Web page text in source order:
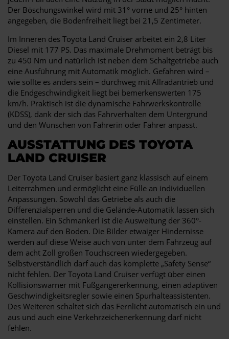
Der Böschungswinkel wird mit 31° vorne und 25° hinten
angegeben, die Bodenfreiheit liegt bei 21,5 Zentimeter.
Im Inneren des Toyota Land Cruiser arbeitet ein 2,8 Liter
Diesel mit 177 PS. Das maximale Drehmoment beträgt bis
zu 450 Nm und natürlich ist neben dem Schaltgetriebe auch
eine Ausführung mit Automatik möglich. Gefahren wird –
wie sollte es anders sein – durchweg mit Allradantrieb und
die Endgeschwindigkeit liegt bei bemerkenswerten 175
km/h. Praktisch ist die dynamische Fahrwerkskontrolle
(KDSS), dank der sich das Fahrverhalten dem Untergrund
und den Wünschen von Fahrerin oder Fahrer anpasst.
AUSSTATTUNG DES TOYOTA
LAND CRUISER
Der Toyota Land Cruiser basiert ganz klassisch auf einem
Leiterrahmen und ermöglicht eine Fülle an individuellen
Anpassungen. Sowohl das Getriebe als auch die
Differenzialsperren und die Gelände-Automatik lassen sich
einstellen. Ein Schmankerl ist die Ausweitung der 360°-
Kamera auf den Boden. Die Bilder etwaiger Hindernisse
werden auf diese Weise auch von unter dem Fahrzeug auf
dem acht Zoll großen Touchscreen wiedergegeben.
Selbstverständlich darf auch das komplette „Safety Sense“
nicht fehlen. Der Toyota Land Cruiser verfügt über einen
Kollisionswarner mit Fußgängererkennung, einen adaptiven
Geschwindigkeitsregler sowie einen Spurhalteassistenten.
Des Weiteren schaltet sich das Fernlicht automatisch ein und
aus und auch eine Verkehrzeichenerkennung darf nicht
fehlen.